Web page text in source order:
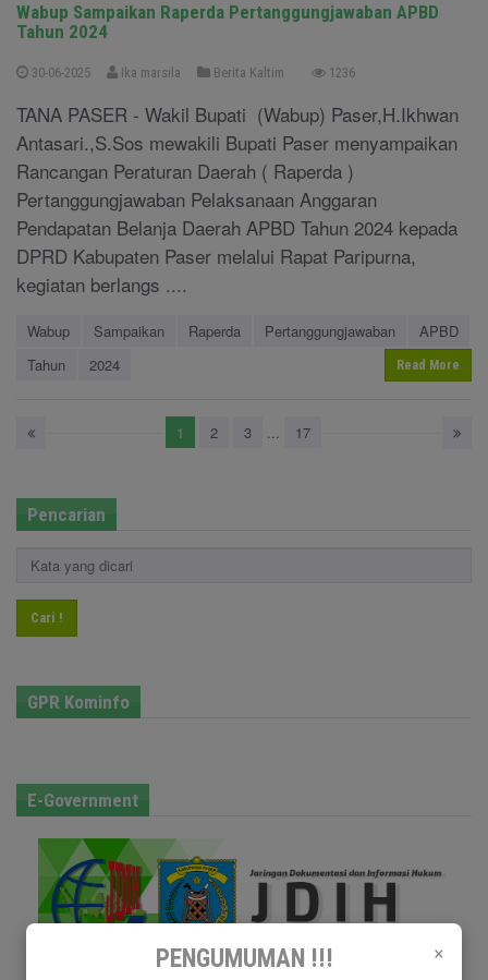
×
PENGUMUMAN !!!
Wabup Sampaikan Raperda Pertanggungjawaban APBD
Tahun 2024
30-06-2025 Ika marsila Berita Kaltim 1236
TANA PASER - Wakil Bupati (Wabup) Paser,H.Ikhwan
Antasari.,S.Sos mewakili Bupati Paser menyampaikan
Rancangan Peraturan Daerah ( Raperda )
Pertanggungjawaban Pelaksanaan Anggaran
Pendapatan Belanja Daerah APBD Tahun 2024 kepada
DPRD Kabupaten Paser melalui Rapat Paripurna,
kegiatan berlangs ....
Wabup Sampaikan Raperda Pertanggungjawaban
APBD
Tahun
2024 Read More
1 2 3 ... 17
Pencarian
Cari !
GPR Kominfo
E-Government